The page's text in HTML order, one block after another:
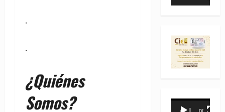
.
.
¿Quiénes
Somos?
Reproductor